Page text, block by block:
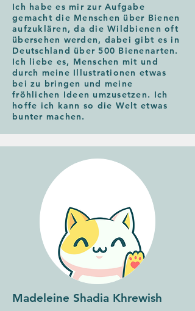
Ich habe es mir zur Aufgabe
gemacht die Menschen über Bienen
aufzuklären, da die Wildbienen oft
übersehen werden, dabei gibt es in
Deutschland über 500 Bienenarten.
Ich liebe es, Menschen mit und
durch meine Illustrationen etwas
bei zu bringen und meine
fröhlichen Ideen umzusetzen. Ich
hoffe ich kann so die Welt etwas
bunter machen.
Madeleine Shadia Khrewish